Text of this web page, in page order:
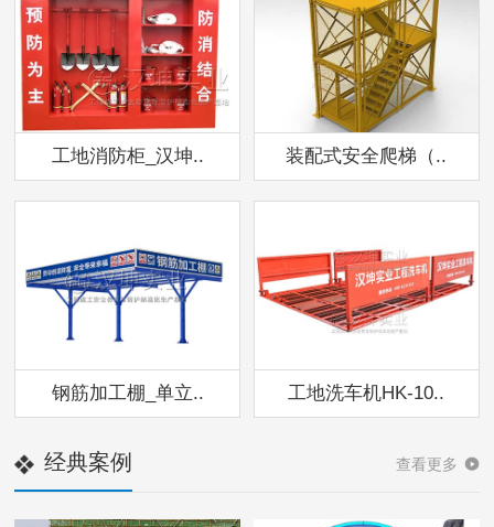
工地消防柜_汉坤.. 装配式安全爬梯（..
钢筋加工棚_单立.. 工地洗车机HK-10..
查看更多
经典案例